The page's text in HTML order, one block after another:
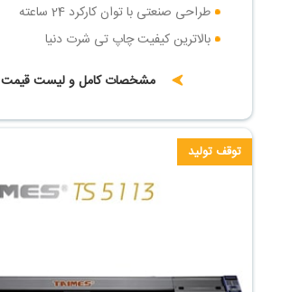
طراحی صنعتی با توان کارکرد 24 ساعته
بالاترین کیفیت چاپ تی شرت دنیا
مشخصات کامل و لیست قیمت
توقف تولید